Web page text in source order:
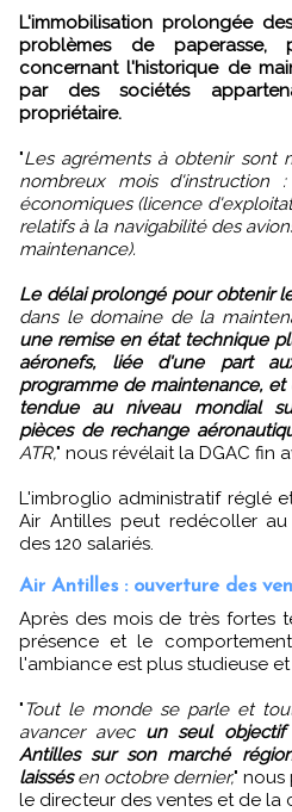
L'immobilisation prolongée
problèmes de paperasse,
concernant l'historique de
par des sociétés
propriétaire.
"Les agréments à obtenir sont
nombreux mois d'instruction
économiques (licence
relatifs à la navigabilité des
maintenance).
Le délai prolongé pour obtenir
dans le domaine de la
une remise en état technique
aéronefs, liée d'une part
programme de maintenance,
tendue au niveau mondial
pièces de rechange
ATR," nous révélait la DGAC fin
L'imbroglio administratif réglé
Air Antilles peut redécoller
des 120 salariés.
Air Antilles : ouverture des
Après des mois de très fortes tensions crystalisées par la
présence et le
l'ambiance est plus studieuse
"Tout le monde se parle et
avancer avec un seul objectif
Antilles sur son marché
laissésen octobre dernier," nous
le directeur des ventes et de la